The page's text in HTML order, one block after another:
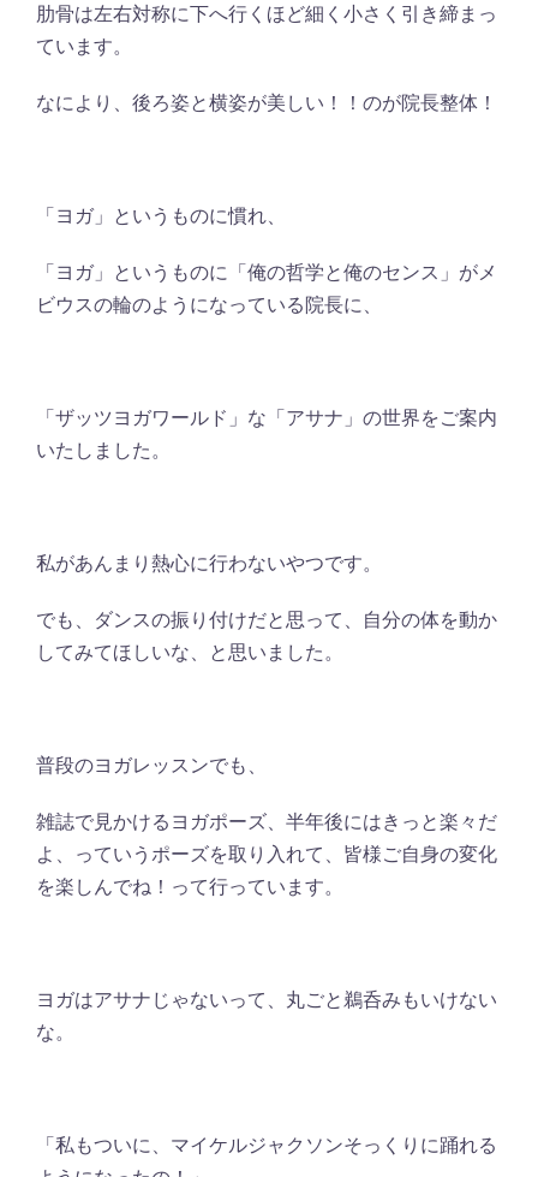
肋骨は左右対称に下へ行くほど細く小さく引き締まっ
ています。
なにより、後ろ姿と横姿が美しい！！のが院長整体！
「ヨガ」というものに慣れ、
「ヨガ」というものに「俺の哲学と俺のセンス」がメ
ビウスの輪のようになっている院長に、
「ザッツヨガワールド」な「アサナ」の世界をご案内
いたしました。
私があんまり熱心に行わないやつです。
でも、ダンスの振り付けだと思って、自分の体を動か
してみてほしいな、と思いました。
普段のヨガレッスンでも、
雑誌で見かけるヨガポーズ、半年後にはきっと楽々だ
よ、っていうポーズを取り入れて、皆様ご自身の変化
を楽しんでね！って行っています。
ヨガはアサナじゃないって、丸ごと鵜呑みもいけない
な。
「私もついに、マイケルジャクソンそっくりに踊れる